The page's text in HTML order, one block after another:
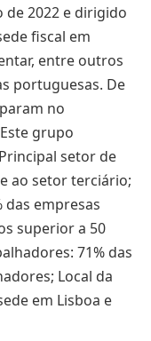
de 2022 e dirigido
fiscal em
entre outros
portuguesas. De
no
grupo
setor de
ao setor terciário;
das empresas
superior a 50
71% das
Local da
em Lisboa e